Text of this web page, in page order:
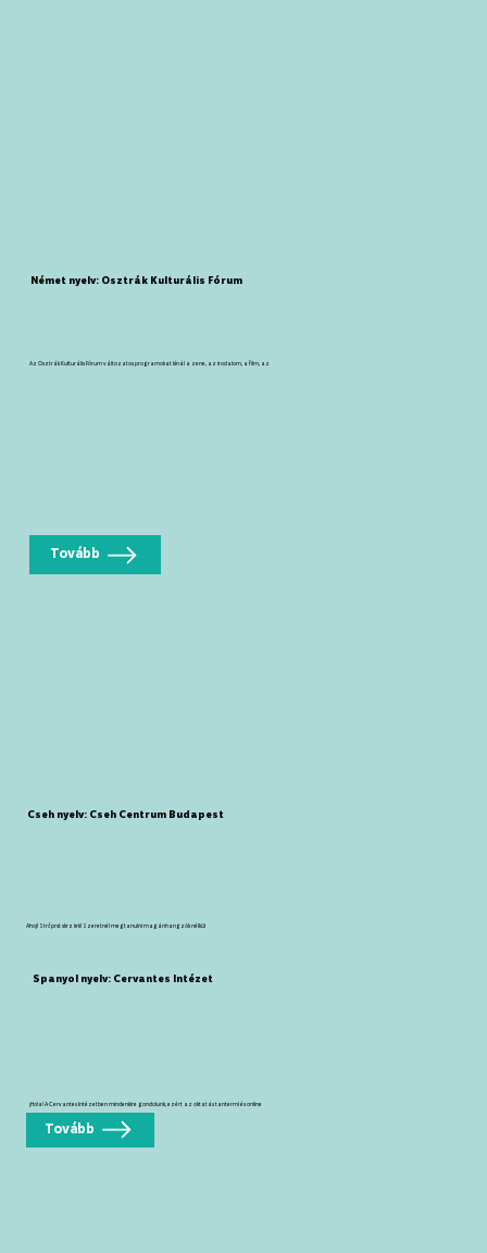
Cseh nyelv: Cseh Centrum Budapest
Ahoj! Strč prst skrz krk! Szeretnél megtanulni magánhangzók nélkül
Tovább
Spanyol nyelv: Cervantes Intézet
¡Hola! A Cervantes Intézetben mindenkire gondolunk, ezért az oktatás tantermi és online
Német nyelv: Osztrák Kulturális Fórum
Az Osztrák Kulturális Fórum változatos programokat kínál a zene, az irodalom, a film, az
Tovább